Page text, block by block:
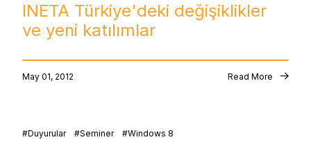
INETA Türkiye'deki değişiklikler
ve yeni katılımlar
May 01, 2012 Read More
Duyurular Seminer Windows 8